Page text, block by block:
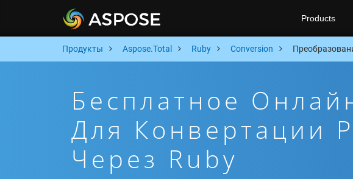
Products
Продукты Aspose.Total Ruby Conversion
Бесплатное
Для Конвертации
Через Ruby